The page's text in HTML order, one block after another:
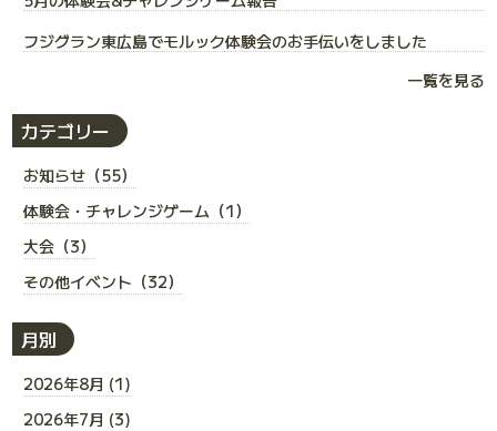
フジグラン東広島でモルック体験会のお手伝いをしました
一覧を見る
カテゴリー
お知らせ（55）
体験会・チャレンジゲーム（1）
大会（3）
その他イベント（32）
月別
2026年8月 (1)
2026年7月 (3)